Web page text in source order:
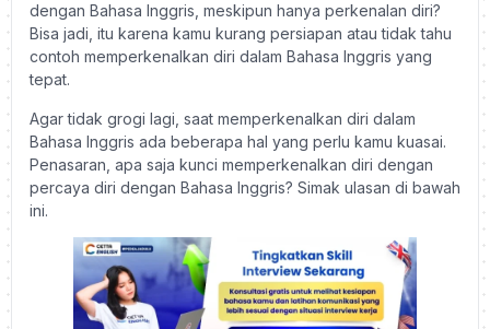
dengan Bahasa Inggris, meskipun hanya perkenalan diri?
Bisa jadi, itu karena kamu kurang persiapan atau tidak tahu
contoh memperkenalkan diri dalam Bahasa Inggris yang
tepat.
Agar tidak grogi lagi, saat memperkenalkan diri dalam
Bahasa Inggris ada beberapa hal yang perlu kamu kuasai.
Penasaran, apa saja kunci memperkenalkan diri dengan
percaya diri dengan Bahasa Inggris? Simak ulasan di bawah
ini.